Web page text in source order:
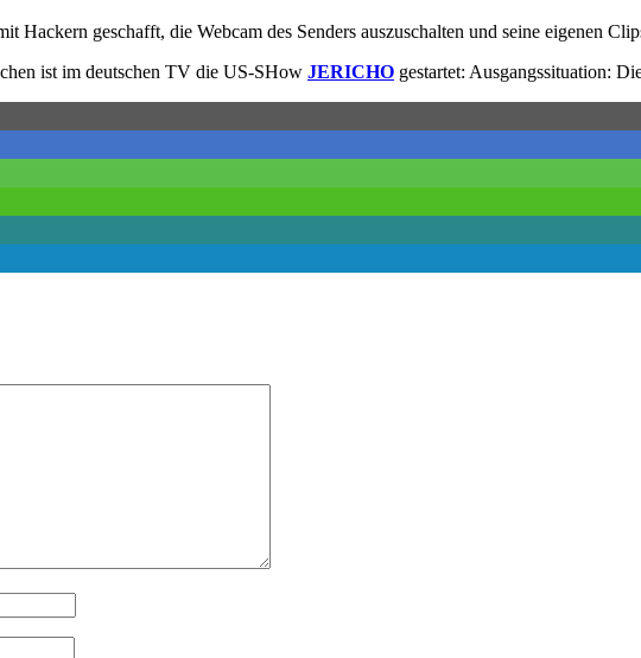
Hackern geschafft, die Webcam des Senders auszuschalten und seine eigenen
ist im deutschen TV die US-SHow JERICHO gestartet: Ausgangssituation: